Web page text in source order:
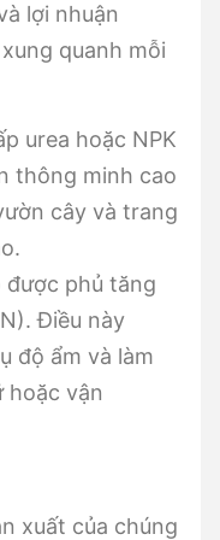
lợi nhuận
quanh mỗi
urea hoặc NPK
thông minh cao
cây và trang
được phủ tăng
Điều này
độ ẩm và làm
hoặc vận
xuất của chúng